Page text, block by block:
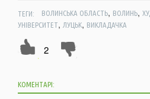
ТЕГИ: ВОЛИНСЬКА ОБЛАСТЬ, ВОЛИНЬ,
УНІВЕРСИТЕТ, ЛУЦЬК, ВИКЛАДАЧКА
2
КОМЕНТАРІ: